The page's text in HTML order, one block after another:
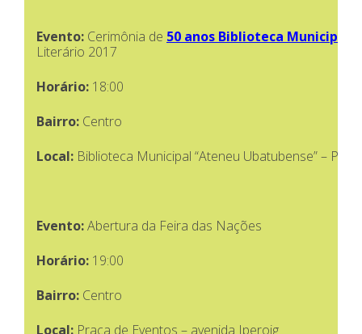
Evento: Cerimônia de 50 anos Biblioteca Municipal
Literário 2017
Horário: 18:00
Bairro: Centro
Local: Biblioteca Municipal “Ateneu Ubatubense” –
Evento:Abertura da Feira das Nações
Horário: 19:00
Bairro: Centro
Local: Praça de Eventos – avenida Iperoig